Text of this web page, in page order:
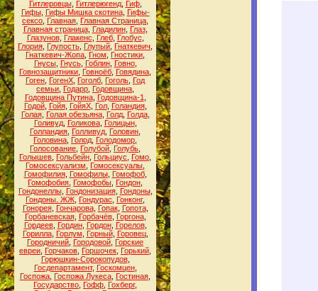
Гитлеровцы, Гитлерюгенд, Гиф,
Гифы, Гифы Мишка скотина, Гифы-
сексо Главная Главная Страница
Главная страница, Гладилин, Глаз,
Глазунов, Глакенс Глеб, Глобус
Глория Глупость Глупый Гнаткевич
Гнаткевич-Жопа Гном Гностики
Гнусы, Гнусь, Гоблин, Говно,
Говнозащитники Говноёб Говядина
Гоген ГогенХ Гоголб Гоголь Год
семьи Годарр Годовщина
Годовщина Путина, Годовщина-1
Годой, Гойя, ГойяХ, Гол, Голандия,
Голая, Голая обезьяна, Голд, Голда,
Голивуд, Голикова, Голицын,
Голландия Голливуд Головин
Головина Голод Голодомор
Голосование Голубой Голубь
Голышев Гольбейн Гольциус Гомо
Гомосексуализм
Гомосексуалы
Гомофилия, Гомофилы, Гомофоб,
Гомофобия Гомофобы Гондон
Гондонеллы, Гондонизация, Гондоны,
Гондоны. ЖЖ Гондурас Гонконг,
Гонорея, Гончарова, Гопак, Гопота,
Горбаневская, Горбачёв, Горгона,
Гордеев, Гордин, Гордон, Горелов,
Горилла, Горлум Горный, Горовец,
Городничий Городовой Горские
евреи Горчаков Горшочек Горький
Горюшкин-Сорокопудов,
Госдепартамент, Госкомцен,
Госпожа Госпожа Лукеса Гостиная
Государство Гофф Гохберг,